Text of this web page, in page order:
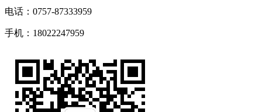
电话：0757-87333959
手机：18022247959